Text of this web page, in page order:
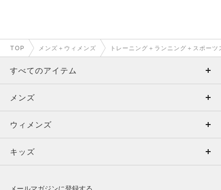
TOP メンズ＋ウィメンズ トレーニング＋ランニング＋スポーツ
すべてのアイテム
メンズ
ウィメンズ
キッズ
メンズ
トップス
ボトムス
ウィメンズ
トップス
キッズ